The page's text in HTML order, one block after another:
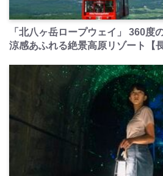
「北八ヶ岳ロープウェイ」 360度
涼感あふれる絶景高原リゾート【